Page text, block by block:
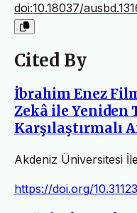
doi:10.18037/
Cited By
İbrahim Enez
Zekâ ile Yeniden
Karşılaştırmalı
Akdeniz Üniversitesi
https://doi.org/